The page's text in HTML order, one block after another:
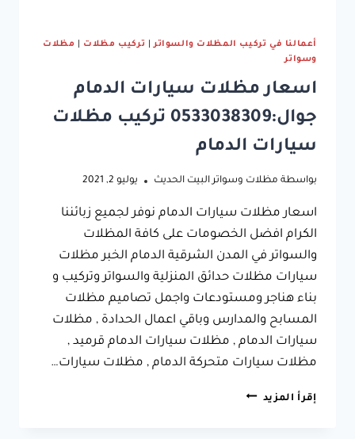
أعمالنا في تركيب المظلات والسواتر| تركيب مظلات
مظلات
وسواتر
اسعار مظلات سيارات الدمام
جوال:0533038309 تركيب مظلات
سيارات الدمام
بواسطة مظلات وسواتر البيت الحديث يوليو 2, 2021
اسعار مظلات سيارات الدمام نوفر لجميع زبائننا
الكرام افضل الخصومات على كافة المظلات
والسواتر في المدن الشرقية الدمام الخبر مظلات
سيارات مظلات حدائق المنزلية والسواتر وتركيب و
بناء هناجر ومستودعات واجمل تصاميم مظلات
المسابح والمدارس وباقي اعمال الحدادة , مظلات
سيارات الدمام , مظلات سيارات الدمام قرميد ,
مظلات سيارات متحركة الدمام , مظلات سيارات…
إقرأ المزيد اسعار